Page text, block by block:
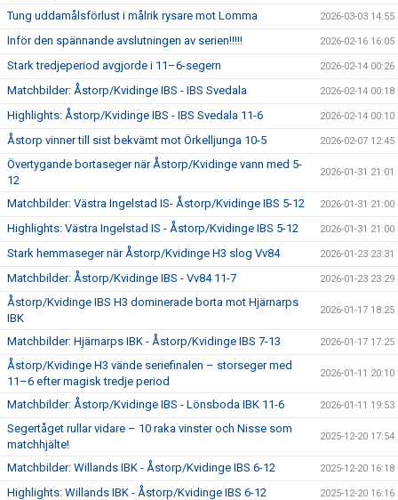
Tung uddamålsförlust i målrik rysare mot Lomma 2026-03-03 14:55
Inför den spännande avslutningen av serien!!!!! 2026-02-16 16:05
Stark tredjeperiod avgjorde i 11–6-segern 2026-02-14 00:26
Matchbilder: Åstorp/Kvidinge IBS - IBS Svedala 2026-02-14 00:18
Highlights: Åstorp/Kvidinge IBS - IBS Svedala 11-6 2026-02-14 00:10
Åstorp vinner till sist bekvämt mot Örkelljunga 10-5 2026-02-07 12:45
Övertygande bortaseger när Åstorp/Kvidinge vann med 5-
12
2026-01-31 21:01
Matchbilder: Västra Ingelstad IS- Åstorp/Kvidinge IBS 5-12 2026-01-31 21:00
Highlights: Västra Ingelstad IS - Åstorp/Kvidinge IBS 5-12 2026-01-31 21:00
Stark hemmaseger när Åstorp/Kvidinge H3 slog Vv84 2026-01-23 23:31
Matchbilder: Åstorp/Kvidinge IBS - Vv84 11-7 2026-01-23 23:29
Åstorp/Kvidinge IBS H3 dominerade borta mot Hjärnarps
IBK
2026-01-17 18:25
Matchbilder: Hjärnarps IBK - Åstorp/Kvidinge IBS 7-13 2026-01-17 17:25
Åstorp/Kvidinge H3 vände seriefinalen – storseger med
11–6 efter magisk tredje period
2026-01-11 20:10
Matchbilder: Åstorp/Kvidinge IBS - Lönsboda IBK 11-6 2026-01-11 19:53
Segertåget rullar vidare – 10 raka vinster och Nisse som
matchhjälte!
2025-12-20 17:54
Matchbilder: Willands IBK - Åstorp/Kvidinge IBS 6-12 2025-12-20 16:18
Highlights: Willands IBK - Åstorp/Kvidinge IBS 6-12 2025-12-20 16:16